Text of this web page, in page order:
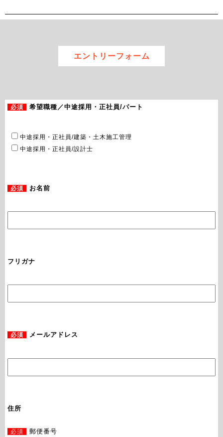
エントリーフォーム
必須 希望職種／中途採用・正社員/パート
中途採用・正社員/建築・土木施工管理
中途採用・正社員/設計士
必須 お名前
フリガナ
必須 メールアドレス
住所
必須 郵便番号